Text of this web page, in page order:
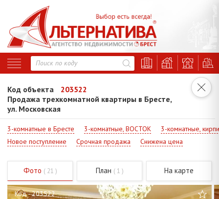
Код объекта
203522
Продажа трехкомнатной квартиры в Бресте,
ул. Московская
3-комнатные в Бресте 3-комнатные, ВОСТОК
3-комнатные,
Новое поступление
Срочная продажа Снижена цена
Фото ( 21 ) План ( 1 ) На карте
Код - 203522